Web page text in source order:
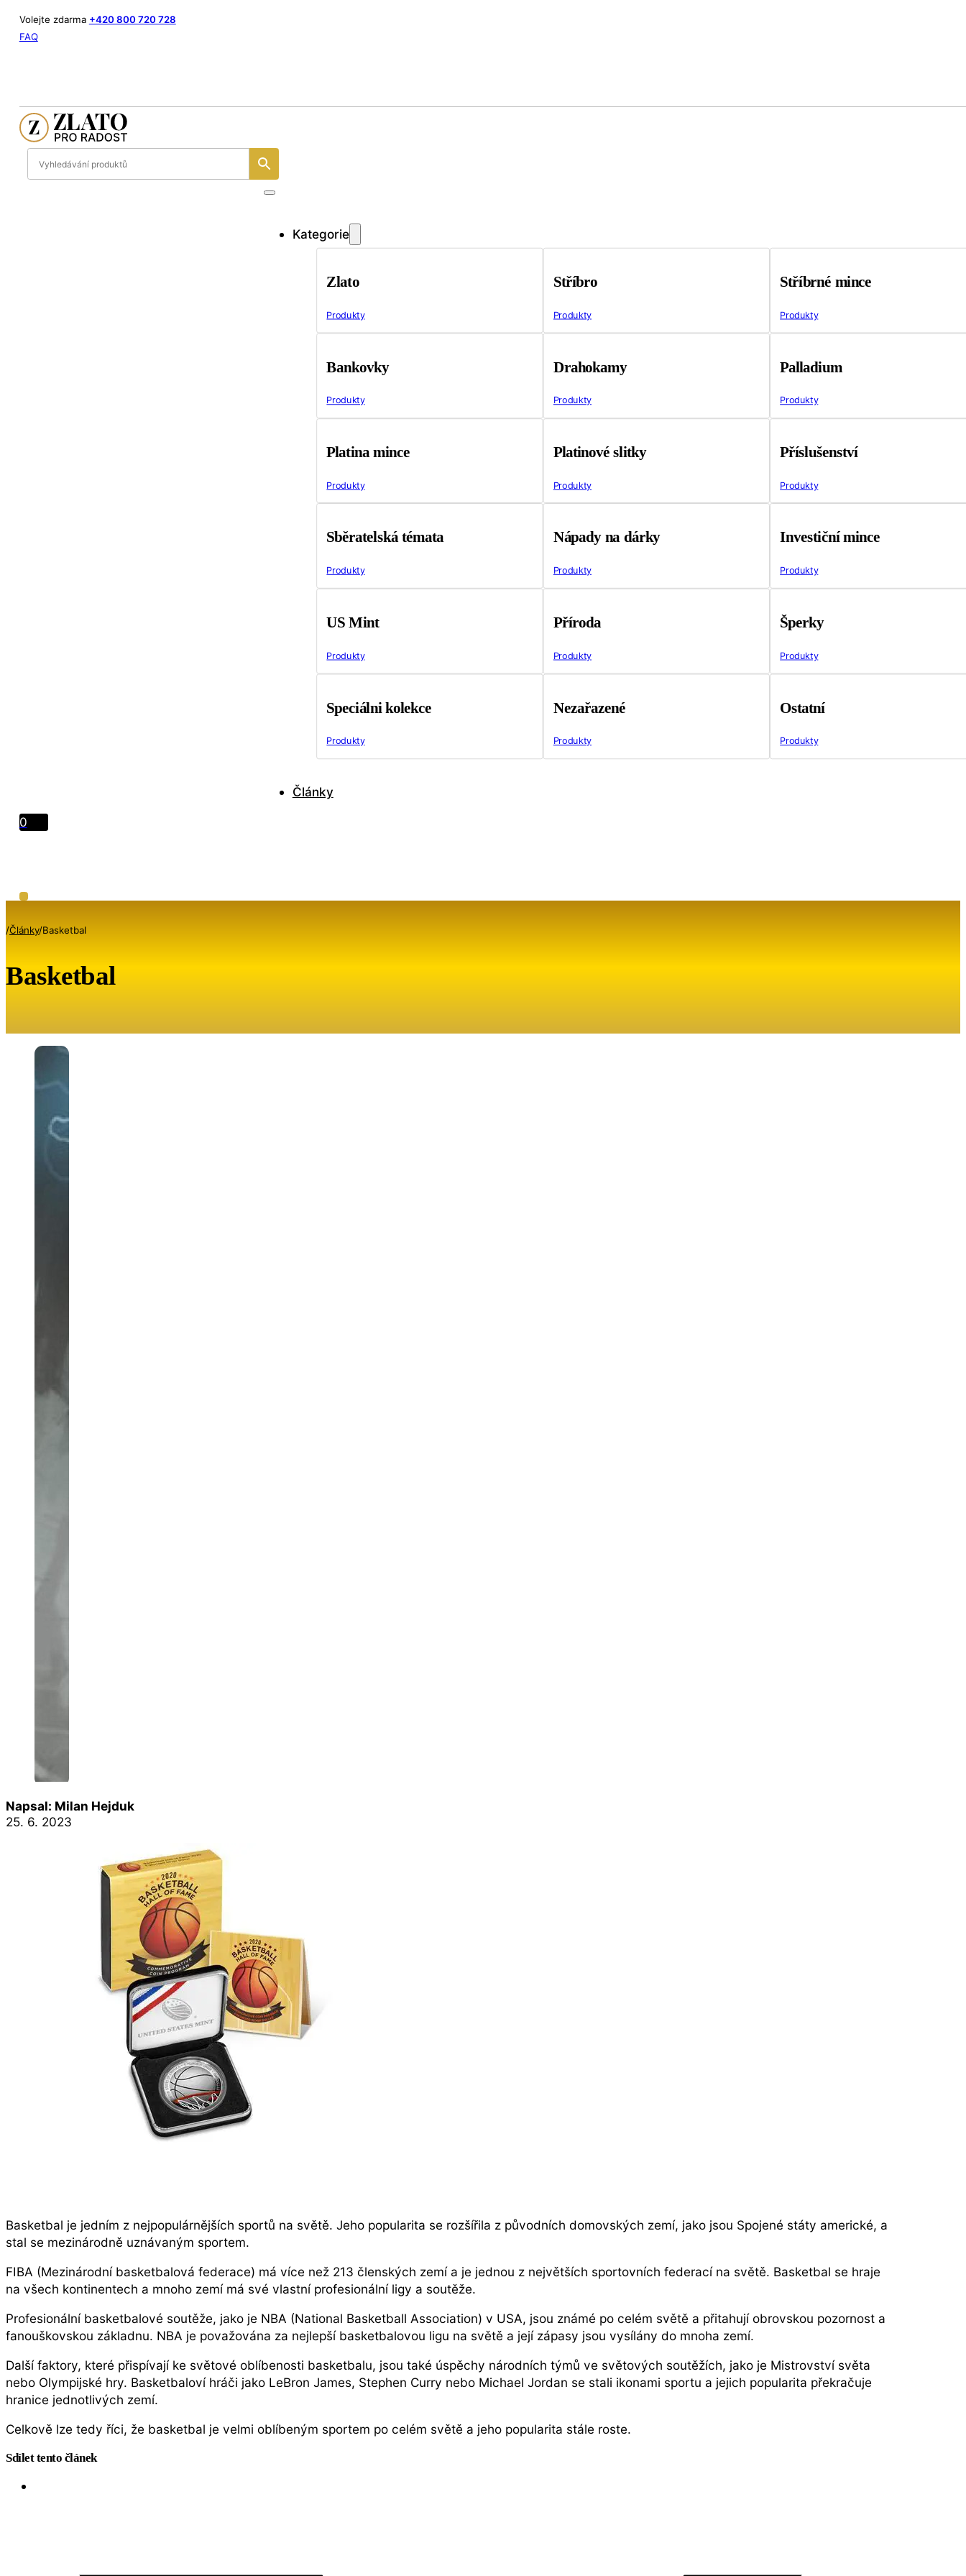
Volejte zdarma +420 800 720 728
FAQ
Kategorie
Zlato
Produkty
Stříbro
Produkty
Stříbrné mince
Produkty
Bankovky
Produkty
Drahokamy
Produkty
Palladium
Produkty
Platina mince
Produkty
Platinové slitky
Produkty
Příslušenství
Produkty
Sběratelská témata
Produkty
Nápady na dárky
Produkty
Investiční mince
Produkty
US Mint
Produkty
Příroda
Produkty
Šperky
Produkty
Speciálni kolekce
Produkty
Nezařazené
Produkty
Ostatní
Produkty
Články
0
/Články/Basketbal
Basketbal
Napsal: Milan Hejduk
25. 6. 2023
Basketbal je jedním z nejpopulárnějších sportů na světě. Jeho popularita se rozšířila z původních domovských zemí, jako jsou Spojené státy americké, a
stal se mezinárodně uznávaným sportem.
FIBA (Mezinárodní basketbalová federace) má více než 213 členských zemí a je jednou z největších sportovních federací na světě. Basketbal se hraje
na všech kontinentech a mnoho zemí má své vlastní profesionální ligy a soutěže.
Profesionální basketbalové soutěže, jako je NBA (National Basketball Association) v USA, jsou známé po celém světě a přitahují obrovskou pozornost a
fanouškovskou základnu. NBA je považována za nejlepší basketbalovou ligu na světě a její zápasy jsou vysílány do mnoha zemí.
Další faktory, které přispívají ke světové oblíbenosti basketbalu, jsou také úspěchy národních týmů ve světových soutěžích, jako je Mistrovství světa
nebo Olympijské hry. Basketbaloví hráči jako LeBron James, Stephen Curry nebo Michael Jordan se stali ikonami sportu a jejich popularita překračuje
hranice jednotlivých zemí.
Celkově lze tedy říci, že basketbal je velmi oblíbeným sportem po celém světě a jeho popularita stále roste.
Sdílet tento článek